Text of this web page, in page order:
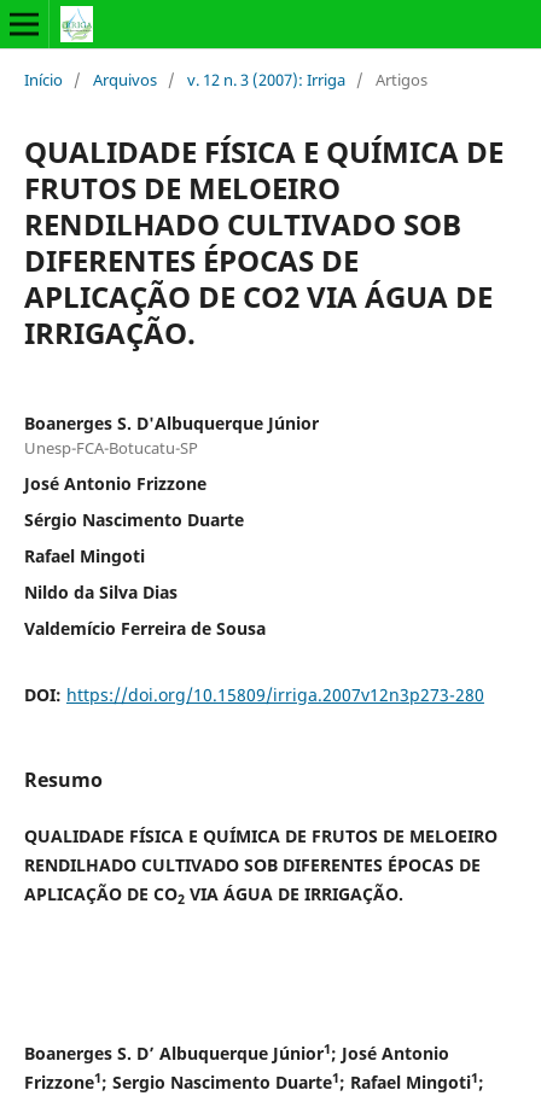
Início / Arquivos / v. 12 n. 3 (2007): Irriga / Artigos
QUALIDADE FÍSICA E QUÍMICA DE
FRUTOS DE MELOEIRO
RENDILHADO CULTIVADO SOB
DIFERENTES ÉPOCAS DE
APLICAÇÃO DE CO2 VIA ÁGUA DE
IRRIGAÇÃO.
Boanerges S. D'Albuquerque Júnior
Unesp-FCA-Botucatu-SP
José Antonio Frizzone
Sérgio Nascimento Duarte
Rafael Mingoti
Nildo da Silva Dias
Valdemício Ferreira de Sousa
DOI: https://doi.org/10.15809/irriga.2007v12n3p273-280
Resumo
QUALIDADE FÍSICA E QUÍMICA DE FRUTOS DE MELOEIRO
RENDILHADO CULTIVADO SOB DIFERENTES ÉPOCAS DE
APLICAÇÃO DE CO2VIA ÁGUA DE IRRIGAÇÃO.
Boanerges S. D’ Albuquerque Júnior1; José Antonio
Frizzone1; Sergio Nascimento Duarte1; Rafael Mingoti1;